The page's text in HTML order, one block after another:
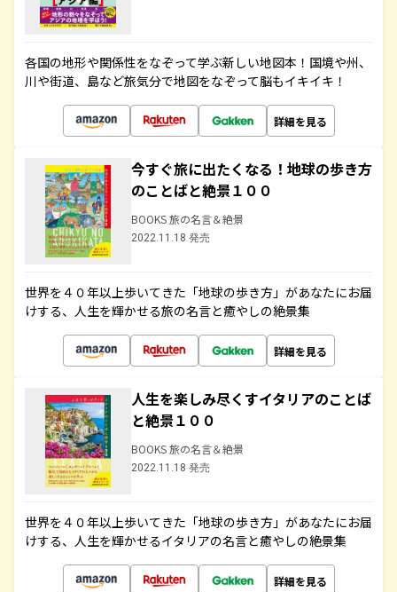
各国の地形や関係性をなぞって学ぶ新しい地図本！国境や州、
川や街道、島など旅気分で地図をなぞって脳もイキイキ！
詳細を見る
今すぐ旅に出たくなる！地球の歩き方
のことばと絶景１００
BOOKS 旅の名言＆絶景
2022.11.18 発売
世界を４０年以上歩いてきた「地球の歩き方」があなたにお届
けする、人生を輝かせる旅の名言と癒やしの絶景集
詳細を見る
人生を楽しみ尽くすイタリアのことば
と絶景１００
BOOKS 旅の名言＆絶景
2022.11.18 発売
世界を４０年以上歩いてきた「地球の歩き方」があなたにお届
けする、人生を輝かせるイタリアの名言と癒やしの絶景集
詳細を見る